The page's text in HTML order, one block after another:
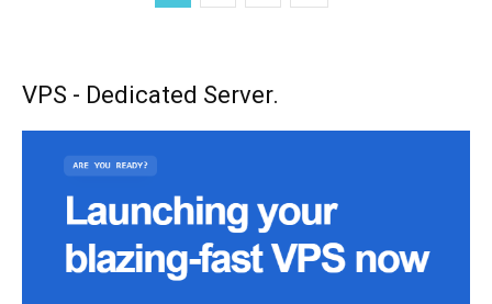
VPS - Dedicated Server.